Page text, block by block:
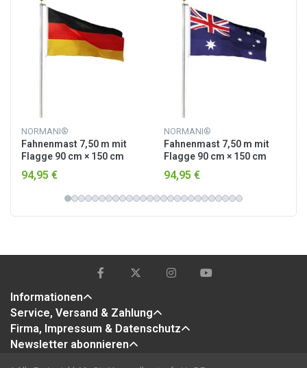
NORMANI®
Fahnenmast 7,50 m mit
Flagge 90 cm × 150 cm
Deutschland
94,95 €
NORMANI®
Fahnenmast 7,50 m mit
Flagge 90 cm × 150 cm
Australien
94,95 €
Informationen
Service, Versand & Zahlung
Firma, Impressum & Datenschutz
Newsletter abonnieren